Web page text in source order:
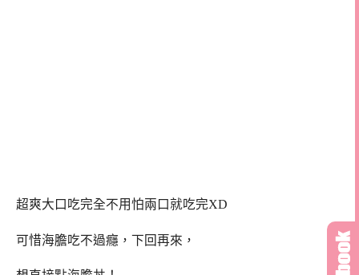
超爽大口吃完全不用怕兩口就吃完XD
可惜海膽吃不過癮，下回再來，